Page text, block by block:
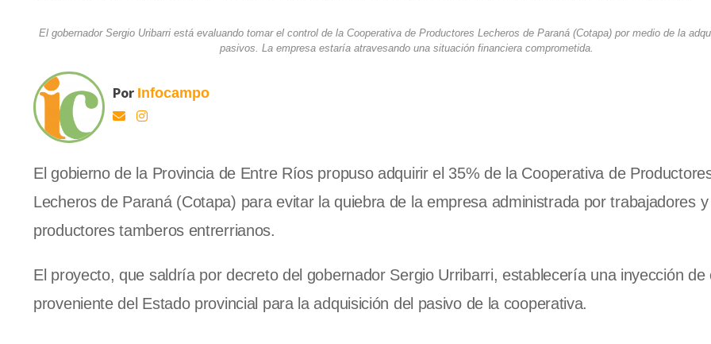
El gobernador Sergio Uribarri está evaluando tomar el control de la Cooperativa de Productores Lecheros de Paraná (Cotapa) por medio de la
pasivos. La empresa estaría atravesando una situación financiera comprometida.
Por Infocampo
El gobierno de la Provincia de Entre Ríos propuso adquirir el 35% de la Cooperativa de
Lecheros de Paraná (Cotapa) para evitar la quiebra de la empresa administrada por trabajadores y
productores tamberos entrerrianos.
El proyecto, que saldría por decreto del gobernador Sergio Urribarri, establecería una inyección de
proveniente del Estado provincial para la adquisición del pasivo de la cooperativa.